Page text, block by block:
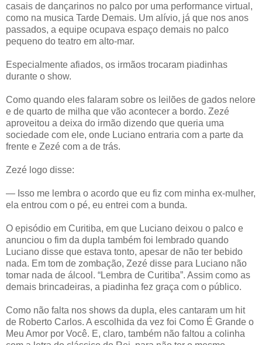
casais de dançarinos no palco por uma performance virtual,
como na musica Tarde Demais. Um alívio, já que nos anos
passados, a equipe ocupava espaço demais no palco
pequeno do teatro em alto-mar.
Especialmente afiados, os irmãos trocaram piadinhas
durante o show.
Como quando eles falaram sobre os leilões de gados nelore
e de quarto de milha que vão acontecer a bordo. Zezé
aproveitou a deixa do irmão dizendo que queria uma
sociedade com ele, onde Luciano entraria com a parte da
frente e Zezé com a de trás.
Zezé logo disse:
— Isso me lembra o acordo que eu fiz com minha ex-mulher,
ela entrou com o pé, eu entrei com a bunda.
O episódio em Curitiba, em que Luciano deixou o palco e
anunciou o fim da dupla também foi lembrado quando
Luciano disse que estava tonto, apesar de não ter bebido
nada. Em tom de zombação, Zezé disse para Luciano não
tomar nada de álcool. “Lembra de Curitiba”. Assim como as
demais brincadeiras, a piadinha fez graça com o público.
Como não falta nos shows da dupla, eles cantaram um hit
de Roberto Carlos. A escolhida da vez foi Como É Grande o
Meu Amor por Você. E, claro, também não faltou a colinha